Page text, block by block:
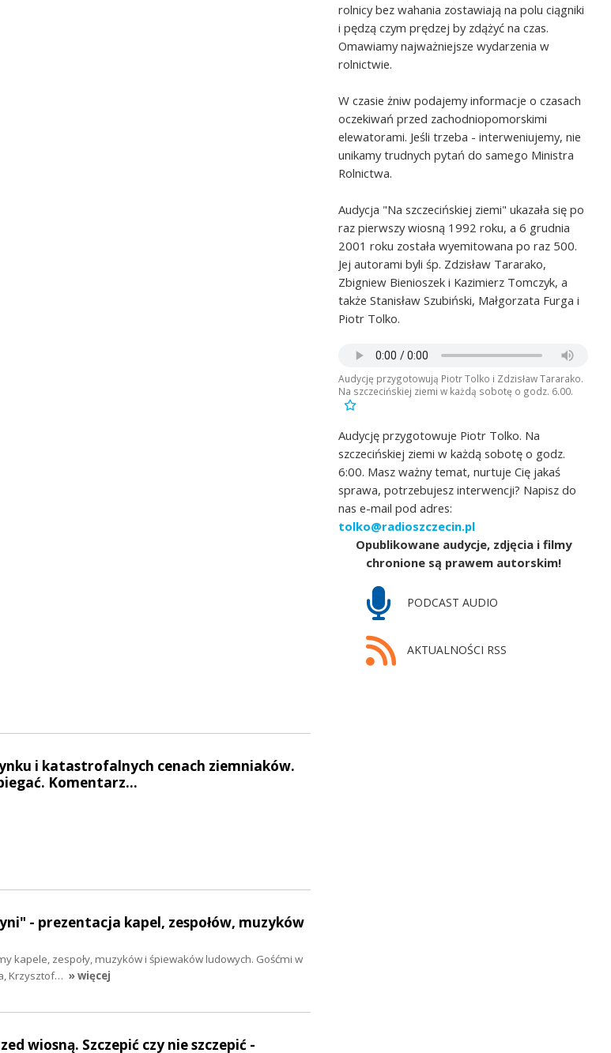
rolnicy bez wahania zostawiają na polu ciągniki
i pędzą czym prędzej by zdążyć na czas.
Omawiamy najważniejsze wydarzenia w
rolnictwie.
W czasie żniw podajemy informacje o czasach
oczekiwań przed zachodniopomorskimi
elewatorami. Jeśli trzeba - interweniujemy, nie
unikamy trudnych pytań do samego Ministra
Rolnictwa.
Audycja "Na szczecińskiej ziemi" ukazała się po
raz pierwszy wiosną 1992 roku, a 6 grudnia
2001 roku została wyemitowana po raz 500.
Jej autorami byli śp. Zdzisław Tararako,
Zbigniew Bienioszek i Kazimierz Tomczyk, a
także Stanisław Szubiński, Małgorzata Furga i
Piotr Tolko.
Audycję przygotowują Piotr Tolko i Zdzisław Tararako.
Na szczecińskiej ziemi w każdą sobotę o godz. 6.00.
Audycję przygotowuje Piotr Tolko. Na
szczecińskiej ziemi w każdą sobotę o godz.
6:00. Masz ważny temat, nurtuje Cię jakaś
sprawa, potrzebujesz interwencji? Napisz do
nas e-mail pod adres:
tolko@radioszczecin.pl
Opublikowane audycje, zdjęcia i filmy
chronione są prawem autorskim!
PODCAST AUDIO
AKTUALNOŚCI RSS
i katastrofalnych cenach ziemniaków.
Komentarz…
- prezentacja kapel, zespołów, muzyków
kapele, zespoły, muzyków i śpiewaków ludowych. Gośćmi w
Krzysztof… » więcej
wiosną. Szczepić czy nie szczepić -